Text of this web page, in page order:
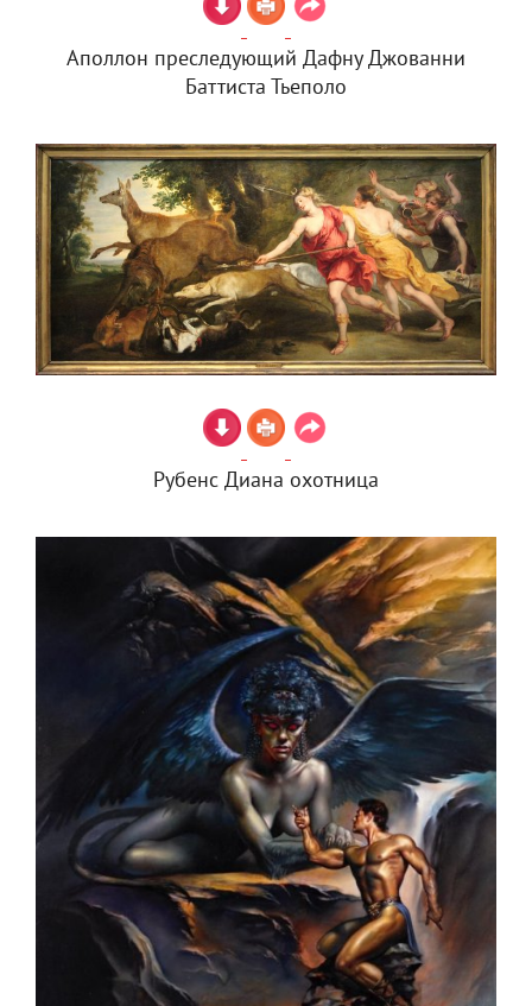
Аполлон преследующий Дафну Джованни
Баттиста Тьеполо
Рубенс Диана охотница